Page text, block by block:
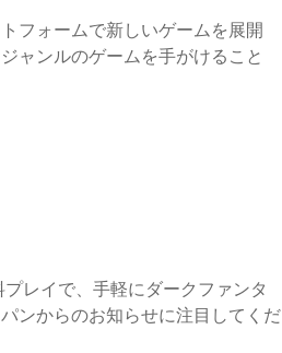
フォームで新しいゲームを展開
ャンルのゲームを手がけること
レイで、手軽にダークファンタ
ンからのお知らせに注目してくだ